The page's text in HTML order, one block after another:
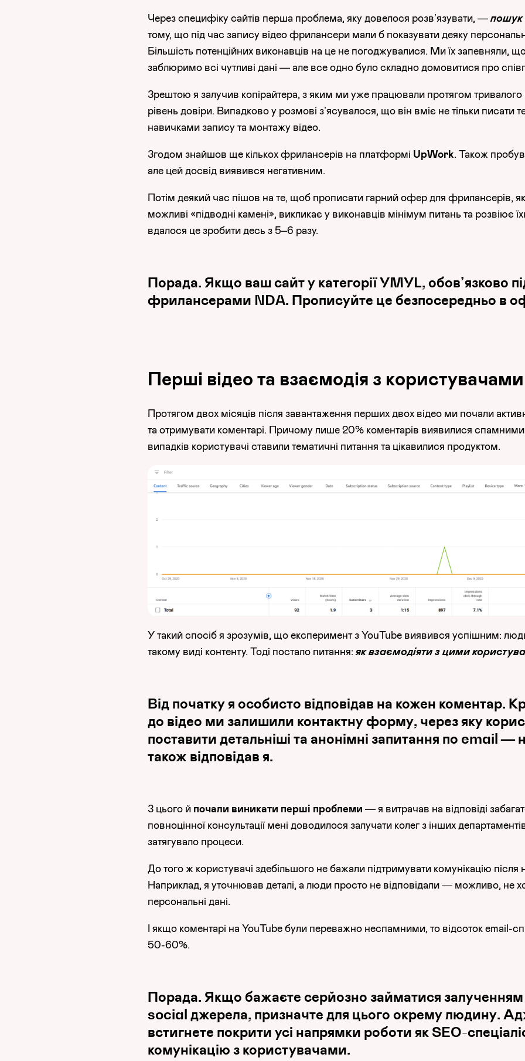
Через специфіку сайтів перша проблема, яку довелося розв’язувати, —пошук
тому, що під час запису відео фрилансери мали б показувати деяку
Більшість потенційних виконавців на це не погоджувалися. Ми їх запевняли,
заблюримо всі чутливі дані — але все одно було складно домовитися про
Зрештою я залучив копірайтера, з яким ми уже працювали протягом
рівень довіри. Випадково у розмові з’ясувалося, що він вміє не тільки писати
навичками запису та монтажу відео.
Згодом знайшов ще кількох фрилансерів на платформі UpWork. Також
але цей досвід виявився негативним.
Потім деякий час пішов на те, щоб прописати гарний офер для фрилансерів,
можливі «підводні камені», викликає у виконавців мінімум питань та розвіює
вдалося це зробити десь з 5–6 разу.
Порада. Якщо ваш сайт у категорії YMYL, обов’язково
фрилансерами NDA. Прописуйте це безпосередньо в
Перші відео та взаємодія з користувачами
Протягом двох місяців після завантаження перших двох відео ми почали
та отримувати коментарі. Причому лише 20% коментарів виявилися
випадків користувачі ставили тематичні питання та цікавилися продуктом.
У такий спосіб я зрозумів, що експеримент з YouTube виявився успішним:
такому виді контенту. Тоді постало питання:як взаємодіяти з цими
Від початку я особисто відповідав на кожен коментар.
до відео ми залишили контактну форму, через яку
поставити детальніші та анонімні запитання по email —
також відповідав я.
З цього й почали виникати перші проблеми — я витрачав на відповіді
повноцінної консультації мені доводилося залучати колег з інших
затягувало процеси.
До того ж користувачі здебільшого не бажали підтримувати комунікацію
Наприклад, я уточнював деталі, а люди просто не відповідали — можливо, не
персональні дані.
І якщо коментарі на YouTube були переважно неспамними, то відсоток email-
50-60%.
Порада. Якщо бажаєте серйозно займатися залученням
social джерела, призначте для цього окрему людину.
встигнете покрити усі напрямки роботи як SEO-
комунікацію з користувачами.